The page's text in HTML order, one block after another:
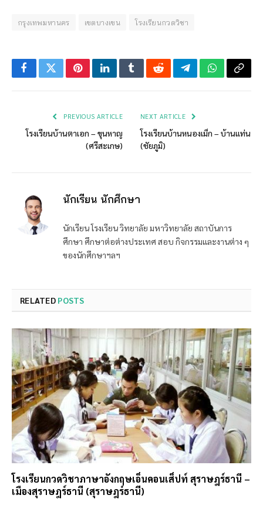
กรุงเทพมหานคร เขตบางเขน โรงเรียนกวดวิชา
FacebookTwitterPinterestLinkedInTumblrRedditTelegramWhatsApp
Copy
PREVIOUS ARTICLE
โรงเรียนบ้านตาเอก – ขุนหาญ
(ศรีสะเกษ)
NEXT ARTICLE
โรงเรียนบ้านหนองเม็ก – บ้านแท่น
(ชัยภูมิ)
นักเรียน นักศึกษา
นักเรียน โรงเรียน วิทยาลัย มหาวิทยาลัย สถาบันการ
ศึกษา ศึกษาต่อต่างประเทศ สอบ กิจกรรมและงานต่าง ๆ
ของนักศึกษาฯลฯ
RELATED POSTS
โรงเรียนกวดวิชาภาษาอังกฤษเอ็นคอนเส็ปท์ สุราษฎร์ธานี –
เมืองสุราษฎร์ธานี (สุราษฎร์ธานี)